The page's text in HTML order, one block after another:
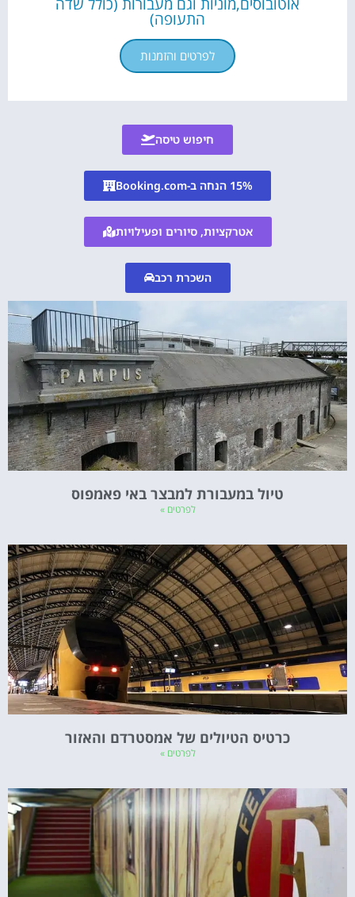
אוטובוסים,מוניות וגם מעבורות (כולל שדה
התעופה)
לפרטים והזמנות
חיפוש טיסה
15% הנחה ב-Booking.com
אטרקציות, סיורים ופעילויות
השכרת רכב
טיול במעבורת למבצר באי פאמפוס
לפרטים »
כרטיס הטיולים של אמסטרדם והאזור
לפרטים »